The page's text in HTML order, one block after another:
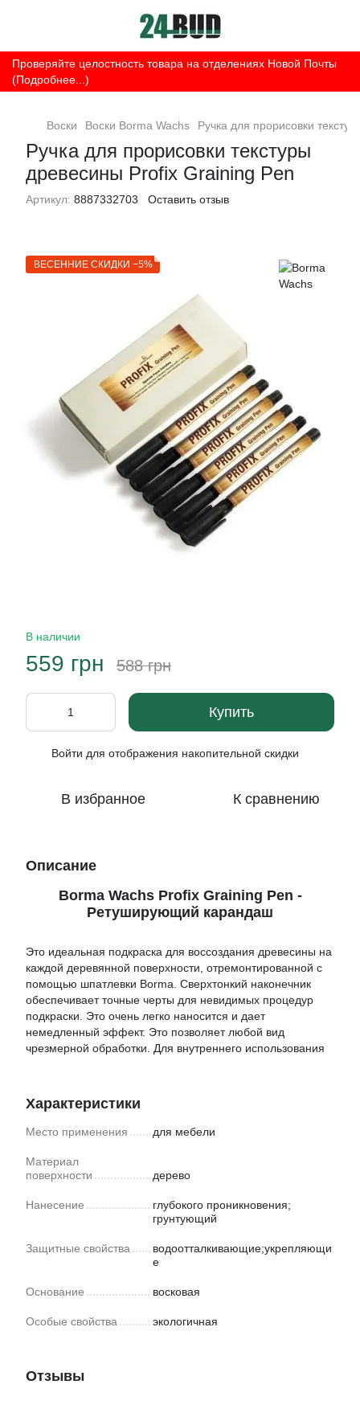
Проверяйте целостность товара на отделениях Новой Почты
(Подробнее...)
Воски Воски Borma Wachs Ручка для прорисовки
Ручка для прорисовки текстуры
древесины Profix Graining Pen
Артикул: 8887332703 Оставить отзыв
ВЕСЕННИЕ СКИДКИ −5%
В наличии
559 грн 588 грн
Купить
Войти для отображения накопительной скидки
В избранное К сравнению
Описание
Borma Wachs Profix Graining Pen -
Ретуширующий карандаш
Это идеальная подкраска для воссоздания древесины на
каждой деревянной поверхности, отремонтированной с
помощью шпатлевки Borma. Сверхтонкий наконечник
обеспечивает точные черты для невидимых процедур
подкраски. Это очень легко наносится и дает
немедленный эффект. Это позволяет любой вид
чрезмерной обработки. Для внутреннего использования
Характеристики
Место применения для мебели
Материал
поверхности
дерево
Нанесение
глубокого проникновения;
грунтующий
Защитные свойства
водоотталкивающие;укрепляющи
е
Основание восковая
Особые свойства экологичная
Отзывы